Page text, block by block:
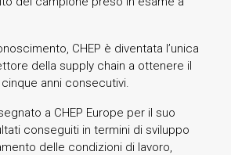
CHEP è diventata l’unica
della supply chain a ottenere il
anni consecutivi.
a CHEP Europe per il suo
conseguiti in termini di sviluppo
delle condizioni di lavoro,